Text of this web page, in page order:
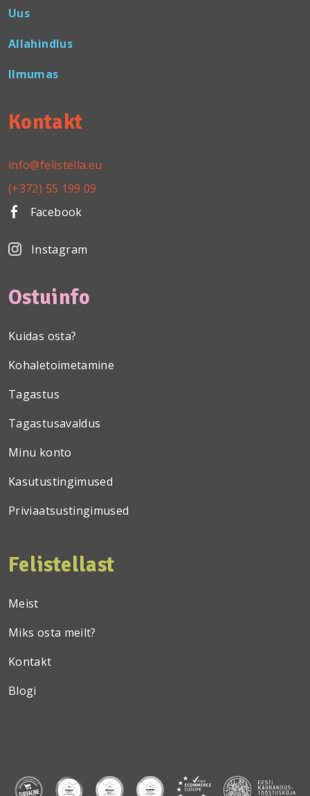
Uus
Allahindlus
Ilmumas
Kontakt
info@felistella.eu
(+372) 55 199 09
Facebook
Instagram
Ostuinfo
Kuidas osta?
Kohaletoimetamine
Tagastus
Tagastusavaldus
Minu konto
Kasutustingimused
Priviaatsustingimused
Felistellast
Meist
Miks osta meilt?
Kontakt
Blogi